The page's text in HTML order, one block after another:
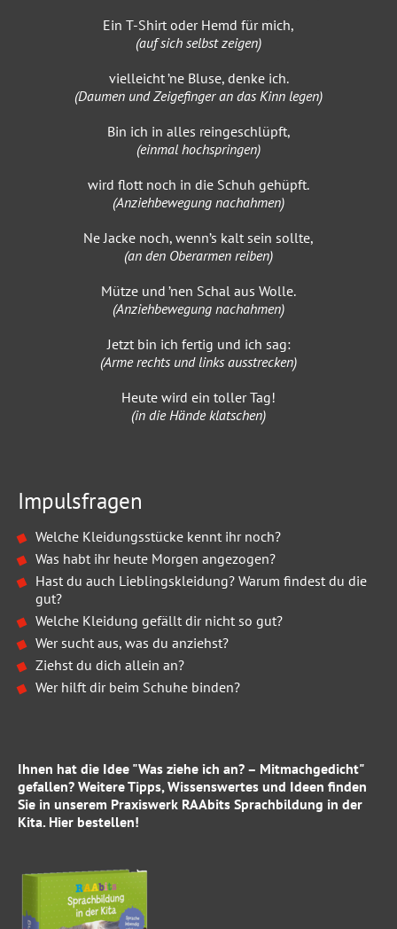
Ein T-Shirt oder Hemd für mich,
(auf sich selbst zeigen)
vielleicht ’ne Bluse, denke ich.
(Daumen und Zeigefinger an das Kinn legen)
Bin ich in alles reingeschlüpft,
(einmal hochspringen)
wird flott noch in die Schuh gehüpft.
(Anziehbewegung nachahmen)
Ne Jacke noch, wenn’s kalt sein sollte,
(an den Oberarmen reiben)
Mütze und ’nen Schal aus Wolle.
(Anziehbewegung nachahmen)
Jetzt bin ich fertig und ich sag:
(Arme rechts und links ausstrecken)
Heute wird ein toller Tag!
(in die Hände klatschen)
Impulsfragen
Welche Kleidungsstücke kennt ihr noch?
Was habt ihr heute Morgen angezogen?
Hast du auch Lieblingskleidung? Warum findest du die
gut?
Welche Kleidung gefällt dir nicht so gut?
Wer sucht aus, was du anziehst?
Ziehst du dich allein an?
Wer hilft dir beim Schuhe binden?
Ihnen hat die Idee "Was ziehe ich an? – Mitmachgedicht"
gefallen? Weitere Tipps, Wissenswertes und Ideen finden
Sie in unserem Praxiswerk RAAbits Sprachbildung in der
Kita. Hier bestellen!